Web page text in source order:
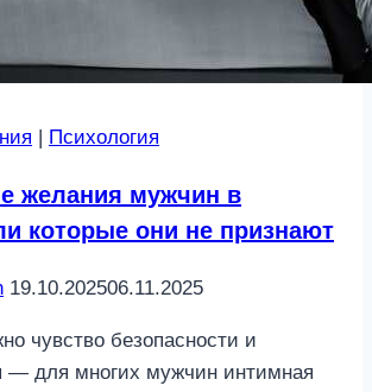
Психология
желания мужчин в
которые они не признают
19.10.202506.11.2025
чувство безопасности и
— для многих мужчин интимная